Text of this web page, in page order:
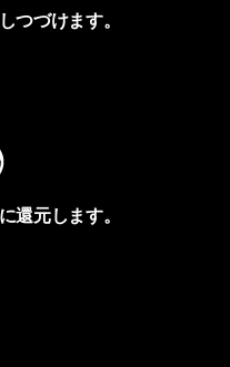
つづけます。
還元します。